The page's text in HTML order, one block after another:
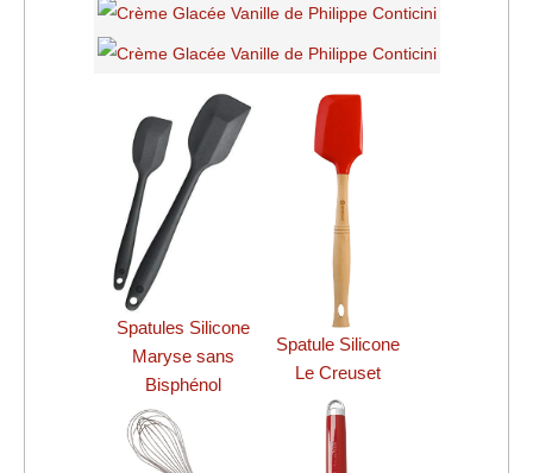
Spatules Silicone
Maryse sans
Bisphénol
Spatule Silicone
Le Creuset